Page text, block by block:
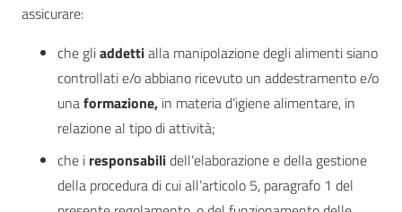
assicurare:
che gliaddettialla manipolazione degli alimenti siano
controllati e/o abbiano ricevuto un addestramento e/o
unaformazione, in materia d’igiene alimentare, in
relazione al tipo di attività;
che i responsabilidell’elaborazione e della gestione
della procedura di cui all’articolo 5, paragrafo 1 del